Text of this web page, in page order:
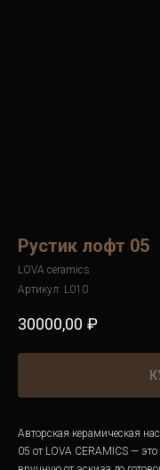
Рустик лофт 05
LOVA ceramics
Артикул: L010
30000,00 ₽
Авторская керамическая
05 от LOVA CERAMICS —